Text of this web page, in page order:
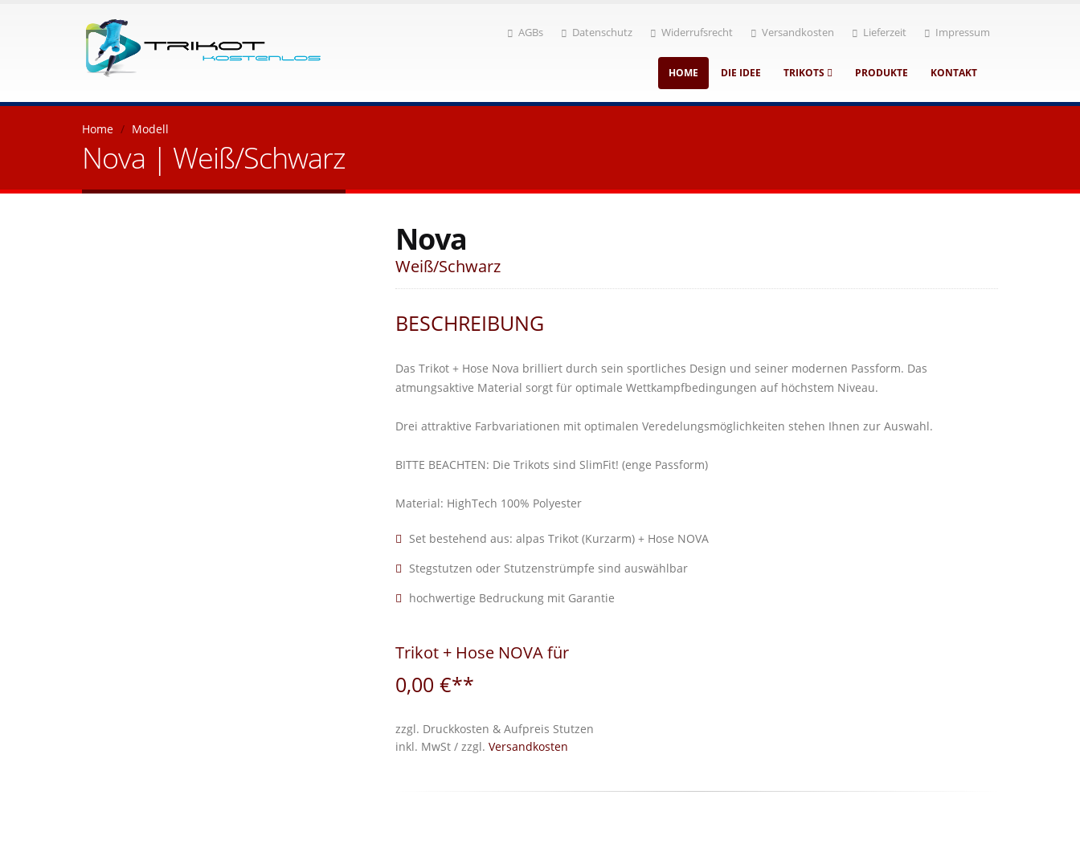
AGBs Datenschutz Widerrufsrecht Versandkosten Lieferzeit Impressum
HOME DIE IDEE TRIKOTS PRODUKTE KONTAKT
Home Modell
Nova | Weiß/Schwarz
Nova
Weiß/Schwarz
BESCHREIBUNG
Das Trikot + Hose Nova brilliert durch sein sportliches Design und seiner modernen Passform. Das
atmungsaktive Material sorgt für optimale Wettkampfbedingungen auf höchstem Niveau.
Drei attraktive Farbvariationen mit optimalen Veredelungsmöglichkeiten stehen Ihnen zur Auswahl.
BITTE BEACHTEN: Die Trikots sind SlimFit! (enge Passform)
Material: HighTech 100% Polyester
Set bestehend aus: alpas Trikot (Kurzarm) + Hose NOVA
Stegstutzen oder Stutzenstrümpfe sind auswählbar
hochwertige Bedruckung mit Garantie
Trikot + Hose NOVA für
0,00 €**
zzgl. Druckkosten & Aufpreis Stutzen
inkl. MwSt / zzgl. Versandkosten